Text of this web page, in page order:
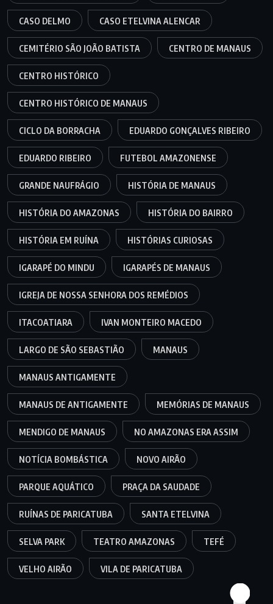
CASO DELMO CASO ETELVINA ALENCAR
CEMITÉRIO SÃO JOÃO BATISTA CENTRO DE MANAUS
CENTRO HISTÓRICO
CENTRO HISTÓRICO DE MANAUS
CICLO DA BORRACHA EDUARDO GONÇALVES RIBEIRO
EDUARDO RIBEIRO FUTEBOL AMAZONENSE
GRANDE NAUFRÁGIO HISTÓRIA DE MANAUS
HISTÓRIA DO AMAZONAS HISTÓRIA DO BAIRRO
HISTÓRIA EM RUÍNA HISTÓRIAS CURIOSAS
IGARAPÉ DO MINDU IGARAPÉS DE MANAUS
IGREJA DE NOSSA SENHORA DOS REMÉDIOS
ITACOATIARA IVAN MONTEIRO MACEDO
LARGO DE SÃO SEBASTIÃO MANAUS
MANAUS ANTIGAMENTE
MANAUS DE ANTIGAMENTE MEMÓRIAS DE MANAUS
MENDIGO DE MANAUS NO AMAZONAS ERA ASSIM
NOTÍCIA BOMBÁSTICA NOVO AIRÃO
PARQUE AQUÁTICO PRAÇA DA SAUDADE
RUÍNAS DE PARICATUBA SANTA ETELVINA
SELVA PARK TEATRO AMAZONAS TEFÉ
VELHO AIRÃO VILA DE PARICATUBA